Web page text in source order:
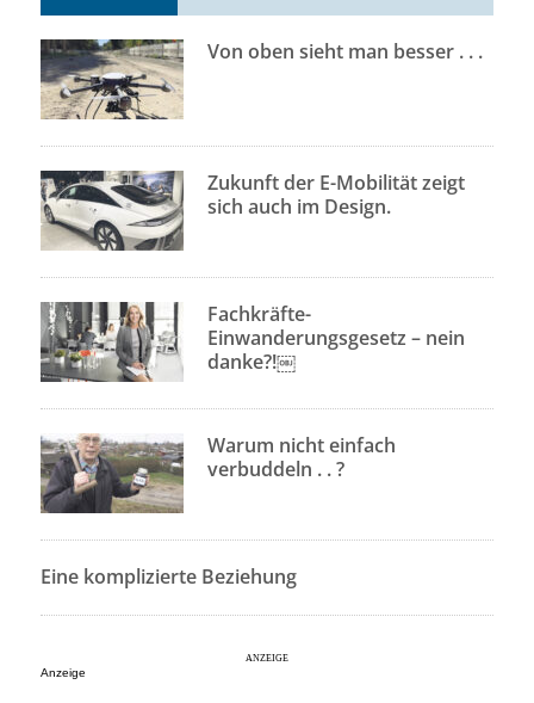
Von oben sieht man besser . . .
Zukunft der E-Mobilität zeigt
sich auch im Design.
Fachkräfte-
Einwanderungsgesetz – nein
danke?!￼
Warum nicht einfach
verbuddeln . . ?
Eine komplizierte Beziehung
Anzeige